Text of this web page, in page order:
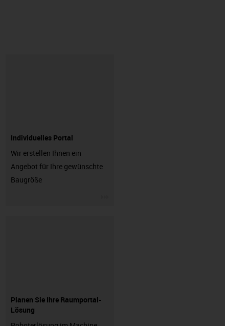
Individuelles Portal
Wir erstellen Ihnen ein
Angebot für Ihre gewünschte
Baugröße
Planen Sie Ihre Raumportal-
Lösung